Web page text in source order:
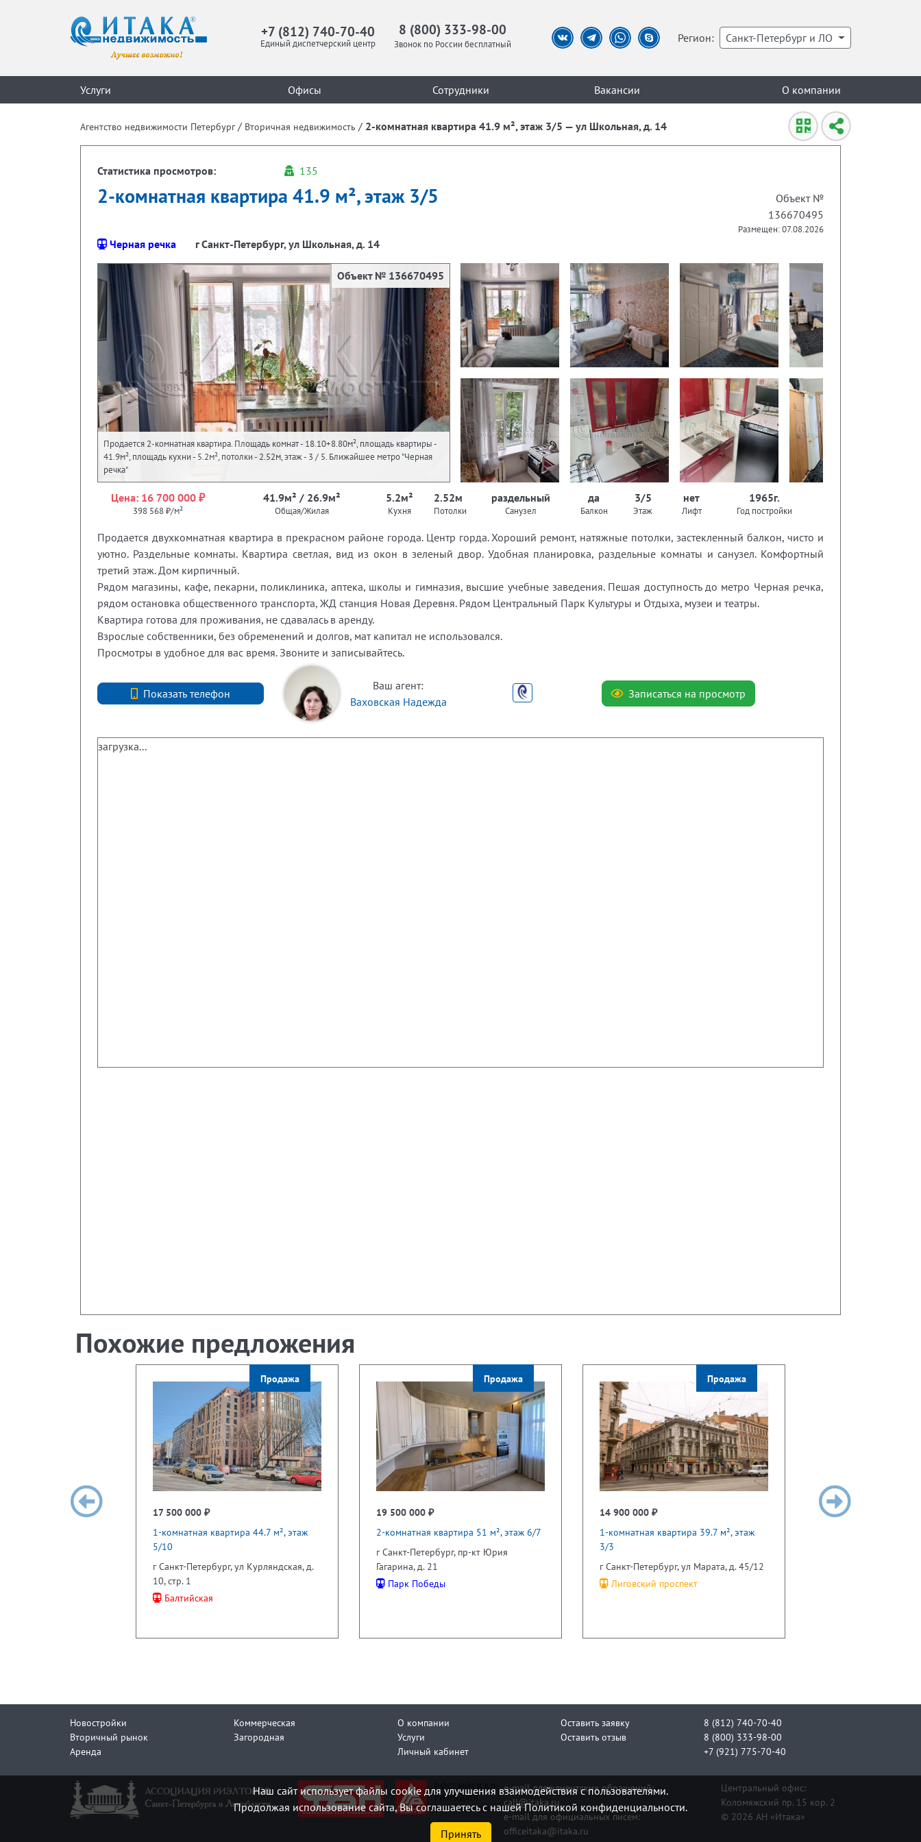
+7 (812) 740-70-40
Единый диспетчерский центр
8 (800) 333-98-00
Звонок по России бесплатный Регион: Санкт-Петербург и ЛО
Услуги Офисы Сотрудники Вакансии О компании
Агентство недвижимости Петербург / Вторичная недвижимость / 2-комнатная квартира 41.9 м², этаж 3/5 — ул Школьная, д. 14
Статистика просмотров: 135
2-комнатная квартира 41.9 м², этаж 3/5
Объект №
136670495
Размещен: 07.08.2026
Черная речка г Санкт-Петербург, ул Школьная, д. 14
Объект № 136670495
Продается 2-комнатная квартира. Площадь комнат - 18.10+8.80м², площадь квартиры -
41.9м², площадь кухни - 5.2м², потолки - 2.52м, этаж - 3 / 5. Ближайшее метро "Черная
речка"
Цена: 16 700 000 ₽
398 568 ₽/м²
41.9м² / 26.9м²
Общая/Жилая
5.2м²
Кухня
2.52м
Потолки
раздельный
Санузел
да
Балкон
3/5
Этаж
нет
Лифт
1965г.
Год постройки
Продается двухкомнатная квартира в прекрасном районе города. Центр горда. Хороший ремонт, натяжные потолки, застекленный балкон, чисто и
уютно. Раздельные комнаты. Квартира светлая, вид из окон в зеленый двор. Удобная планировка, раздельные комнаты и санузел. Комфортный
третий этаж. Дом кирпичный.
Рядом магазины, кафе, пекарни, поликлиника, аптека, школы и гимназия, высшие учебные заведения. Пешая доступность до метро Черная речка,
рядом остановка общественного транспорта, ЖД станция Новая Деревня. Рядом Центральный Парк Культуры и Отдыха, музеи и театры.
Квартира готова для проживания, не сдавалась в аренду.
Взрослые собственники, без обременений и долгов, мат капитал не использовался.
Просмотры в удобное для вас время. Звоните и записывайтесь.
Показать телефон
+7 (812) 740-70-40
Ваш агент:
Ваховская Надежда
Записаться на просмотр
загрузка...
Похожие предложения
Продажа
17 500 000 ₽
1-комнатная квартира 44.7 м², этаж
5/10
г Санкт-Петербург, ул Курляндская, д.
10, стр. 1
Балтийская
Продажа
19 500 000 ₽
2-комнатная квартира 51 м², этаж 6/7
г Санкт-Петербург, пр-кт Юрия
Гагарина, д. 21
Парк Победы
Продажа
14 900 000 ₽
1-комнатная квартира 39.7 м², этаж
3/3
г Санкт-Петербург, ул Марата, д. 45/12
Лиговский проспект
Новостройки
Вторичный рынок
Аренда
Коммерческая
Загородная
О компании
Услуги
Личный кабинет
Оставить заявку
Оставить отзыв
8 (812) 740-70-40
8 (800) 333-98-00
+7 (921) 775-70-40
e-mail для клиентских обращений:
call@itaka.ru
e-mail для официальных писем:
officeitaka@itaka.ru
Центральный офис:
Коломяжский пр. 15 кор. 2
© 2026 АН «Итака»
Наш сайт использует файлы cookie для улучшения взаимодействия с пользователями.
Продолжая использование сайта, Вы соглашаетесь с нашей Политикой конфиденциальности.
Принять